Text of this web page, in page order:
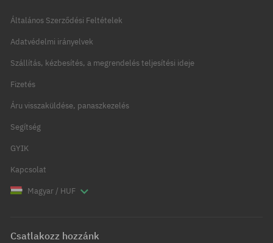
Általános Szerződési Feltételek
Adatvédelmi irányelvek
Szállítás, kézbesítés, a megrendelés teljesítési ideje
Fizetés
Áru visszaküldése, panaszkezelés
Segítség
GYIK
Kapcsolat
Magyar / HUF
Csatlakozz hozzánk